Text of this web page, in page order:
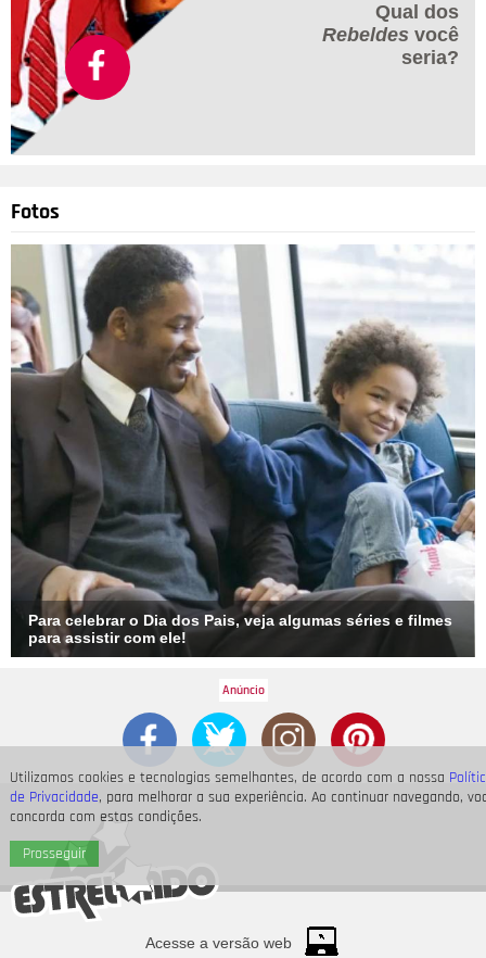
Utilizamos cookies e tecnologias semelhantes, de acordo com a nossa
de Privacidade, para melhorar a sua experiência. Ao continuar navegando,
concorda com estas condições.
Prosseguir
Qual dos
Rebeldes você
seria?
Fotos
Para celebrar o Dia dos Pais, veja algumas séries e filmes
para assistir com ele!
Acesse a versão web